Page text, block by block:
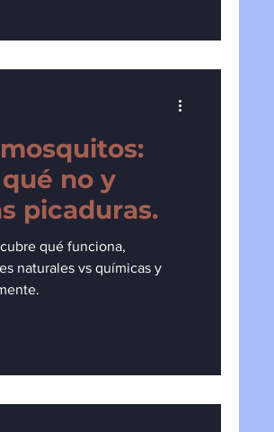
no y
picaduras.
qué funciona,
naturales vs químicas y